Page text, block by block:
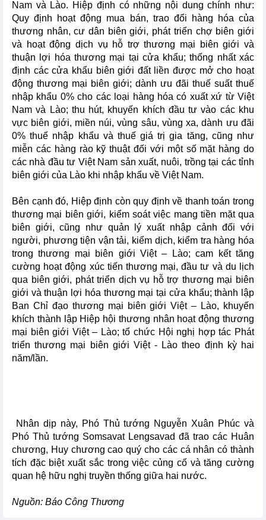
Nam và Lào. Hiệp định có những nội dung chính như:
Quy định hoạt động mua bán, trao đổi hàng hóa của
thương nhân, cư dân biên giới, phát triển chợ biên giới
và hoạt động dịch vụ hỗ trợ thương mại biên giới và
thuận lợi hóa thương mại tại cửa khẩu; thống nhất xác
định các cửa khẩu biên giới đất liền được mở cho hoạt
động thương mại biên giới; dành ưu đãi thuế suất thuế
nhập khẩu 0% cho các loại hàng hóa có xuất xứ từ Việt
Nam và Lào; thu hút, khuyến khích đầu tư vào các khu
vực biên giới, miền núi, vùng sâu, vùng xa, dành ưu đãi
0% thuế nhập khẩu và thuế giá trị gia tăng, cũng như
miễn các hàng rào kỹ thuật đối với một số mặt hàng do
các nhà đầu tư Việt Nam sản xuất, nuôi, trồng tại các tỉnh
biên giới của Lào khi nhập khẩu về Việt Nam.
Bên cạnh đó, Hiệp định còn quy định về thanh toán trong
thương mại biên giới, kiểm soát việc mang tiền mặt qua
biên giới, cũng như quản lý xuất nhập cảnh đối với
người, phương tiện vận tải, kiểm dịch, kiểm tra hàng hóa
trong thương mại biên giới Việt – Lào; cam kết tăng
cường hoạt động xúc tiến thương mại, đầu tư và du lịch
qua biên giới, phát triển dịch vụ hỗ trợ thương mại biên
giới và thuận lợi hóa thương mại tại cửa khẩu; thành lập
Ban Chỉ đạo thương mại biên giới Việt – Lào, khuyến
khích thành lập Hiệp hội thương nhân hoạt động thương
mại biên giới Việt – Lào; tổ chức Hội nghị hợp tác Phát
triển thương mại biên giới Việt - Lào theo định kỳ hai
năm/lần.
Nhân dịp này, Phó Thủ tướng Nguyễn Xuân Phúc và
Phó Thủ tướng Somsavat Lengsavad đã trao các Huân
chương, Huy chương cao quý cho các cá nhân có thành
tích đặc biệt xuất sắc trong việc củng cố và tăng cường
quan hệ hữu nghị truyền thống giữa hai nước.
Nguồn: Báo Công Thương